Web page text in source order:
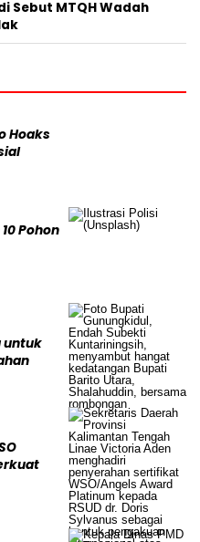
Sebut MTQH Wadah
Hoaks
Pohon
untuk